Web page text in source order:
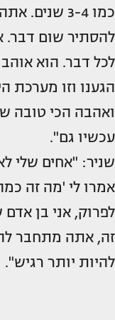
כמו 3-4
להסתיר שום דבר.
לכל דבר. הוא
הגענו וזו מערכת
ואהבה הכי טובה
עכשיו גם".
שניר: "אחים שלי
אמרו לי 'מה זה
לפרוק, אני בן אדם
זה, אתה מתחבר
להיות יותר רגיש".